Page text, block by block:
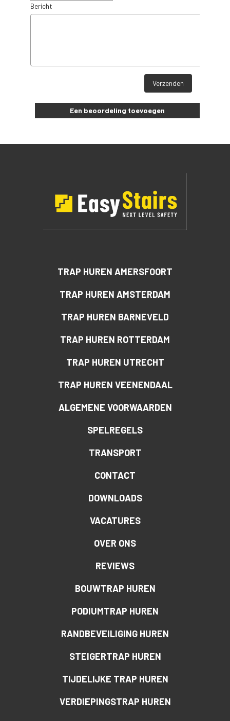
Bericht
Verzenden
Een beoordeling toevoegen
TRAP HUREN AMERSFOORT
TRAP HUREN AMSTERDAM
TRAP HUREN BARNEVELD
TRAP HUREN ROTTERDAM
TRAP HUREN UTRECHT
TRAP HUREN VEENENDAAL
ALGEMENE VOORWAARDEN
SPELREGELS
TRANSPORT
CONTACT
DOWNLOADS
VACATURES
OVER ONS
REVIEWS
BOUWTRAP HUREN
PODIUMTRAP HUREN
RANDBEVEILIGING HUREN
STEIGERTRAP HUREN
TIJDELIJKE TRAP HUREN
VERDIEPINGSTRAP HUREN